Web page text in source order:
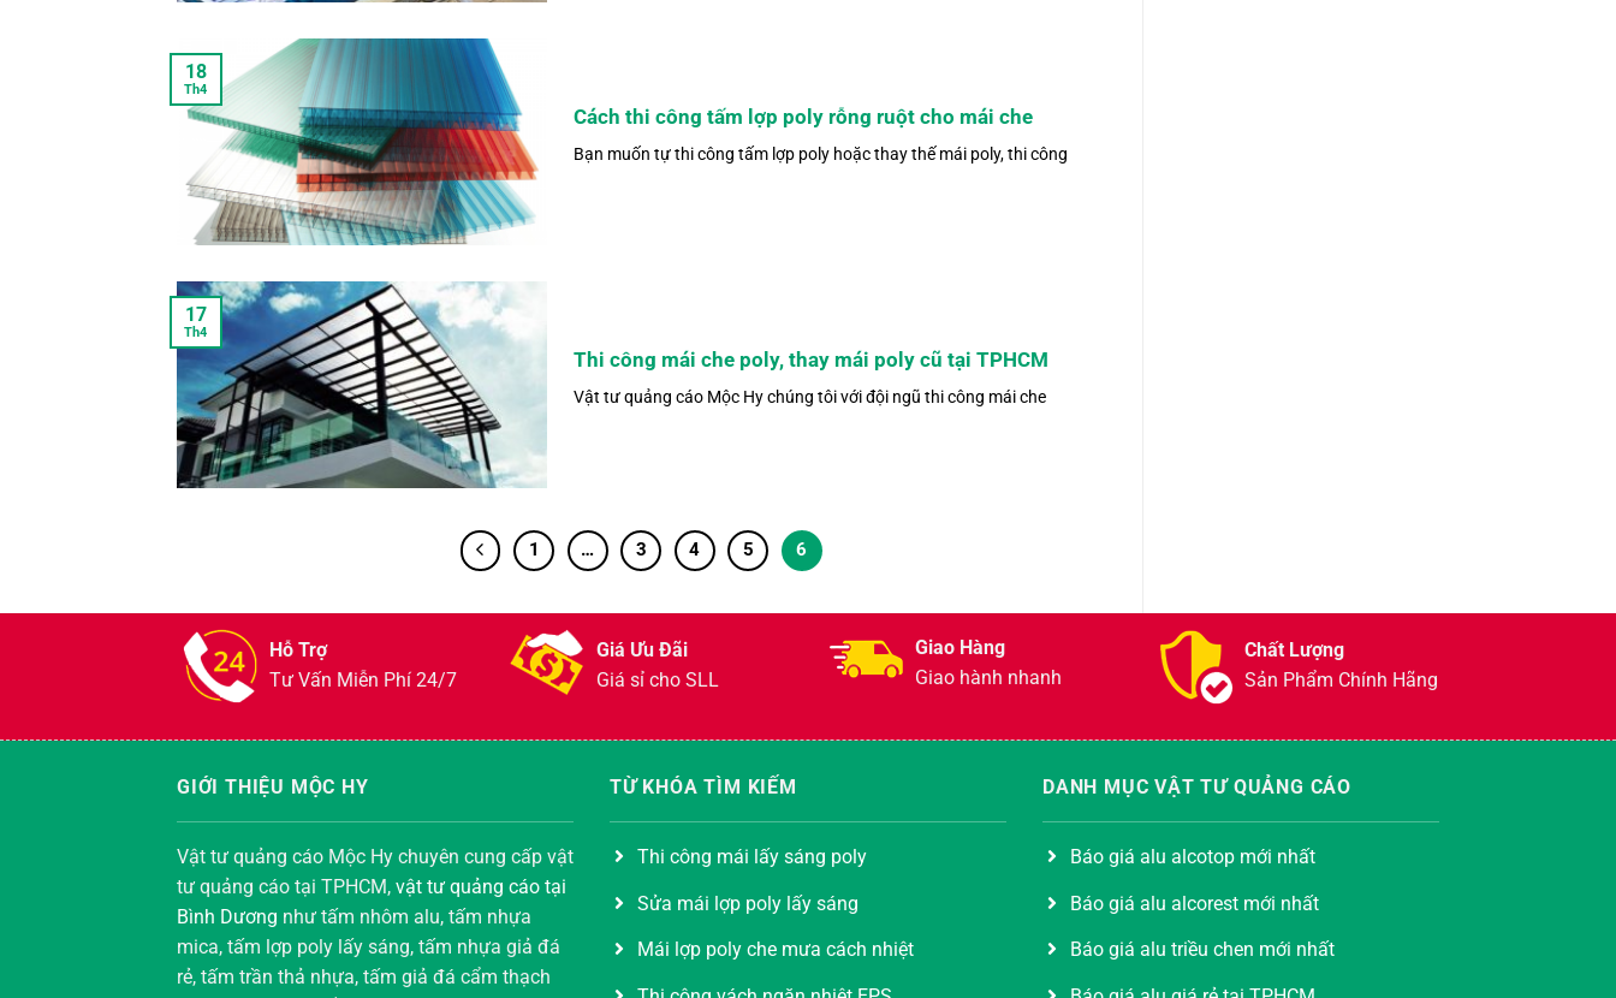
Cách thi công tấm lợp poly rỗng ruột cho mái che
Bạn muốn tự thi công tấm lợp poly hoặc thay thế mái poly, thi công
18
Th4
Thi công mái che poly, thay mái poly cũ tại TPHCM
Vật tư quảng cáo Mộc Hy chúng tôi với đội ngũ thi công mái che
17
Th4
1 … 3 4 5 6
Hỗ Trợ
Tư Vấn Miễn Phí 24/7
Giá Ưu Đãi
Giá sỉ cho SLL
Giao Hàng
Giao hành nhanh
Chất Lượng
Sản Phẩm Chính Hãng
GIỚI THIỆU MỘC HY
Vật tư quảng cáo Mộc Hy chuyên cung cấp vật
tư quảng cáo tại TPHCM, vật tư quảng cáo tại
Bình Dương như tấm nhôm alu, tấm nhựa
mica, tấm lợp poly lấy sáng, tấm nhựa giả đá
rẻ, tấm trần thả nhựa, tấm giả đá cẩm thạch
TỪ KHÓA TÌM KIẾM
Thi công mái lấy sáng poly
Sửa mái lợp poly lấy sáng
Mái lợp poly che mưa cách nhiệt
DANH MỤC VẬT TƯ QUẢNG CÁO
Báo giá alu alcotop mới nhất
Báo giá alu alcorest mới nhất
Báo giá alu triều chen mới nhất